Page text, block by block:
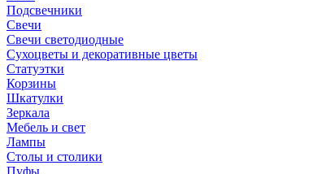
Подсвечники
Свечи
Свечи светодиодные
Сухоцветы и декоративные цветы
Статуэтки
Корзины
Шкатулки
Зеркала
Мебель и свет
Лампы
Столы и столики
Пуфы